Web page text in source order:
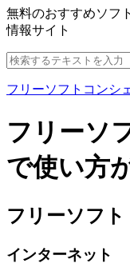
無料のおすすめソフ
情報サイト
フリーソフトコンシ
フリーソ
で使い方
フリーソフト
インターネット